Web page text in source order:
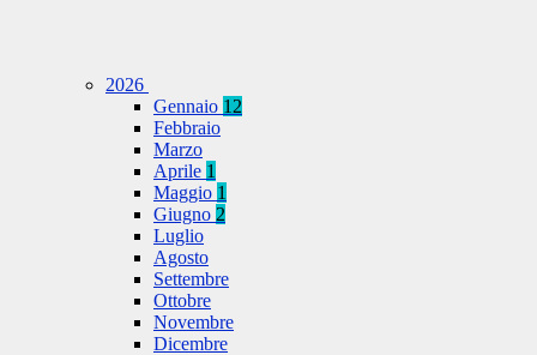
2026
Gennaio 12
Febbraio
Marzo
Aprile 1
Maggio 1
Giugno 2
Luglio
Agosto
Settembre
Ottobre
Novembre
Dicembre